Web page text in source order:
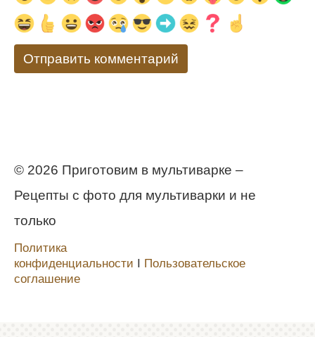
© 2026 Приготовим в мультиварке –
Рецепты с фото для мультиварки и не
только
Политика
конфиденциальности
Пользовательское
соглашение